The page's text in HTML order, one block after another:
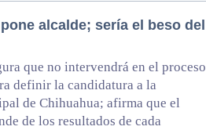
alcalde; sería el beso del
que no intervendrá en el proceso
definir la candidatura a la
de Chihuahua; afirma que el
de los resultados de cada